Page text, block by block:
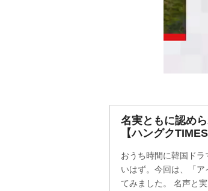
名実ともに認め
【ハングク
おうち時間に韓国ド
いはず。今回は、「
てみました。 名声と